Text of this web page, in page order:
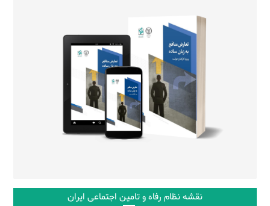
نقشه نظام رفاه و تامین اجتماعی ایران